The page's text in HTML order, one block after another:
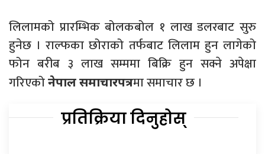
लिलामको प्रारम्भिक बोलकबोल १ लाख डलरबाट सुरु
हुनेछ । राल्फका छोराको तर्फबाट लिलाम हुन लागेको
फोन बरीब ३ लाख सम्ममा बिक्रि हुन सक्ने अपेक्षा
गरिएकोनेपाल समाचारपत्रमा समाचार छ ।
प्रतिक्रिया दिनुहोस्